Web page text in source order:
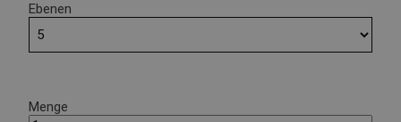
Ebenen
Menge